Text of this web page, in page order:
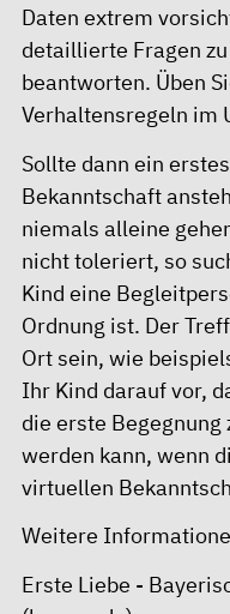
Daten extrem
detaillierte Fragen
beantworten. Üben
Verhaltensregeln im
Sollte dann ein
Bekanntschaft
niemals alleine
nicht toleriert, so
Kind eine
Ordnung ist. Der
Ort sein, wie
Ihr Kind darauf vor,
die erste Begegnung
werden kann, wenn
virtuellen
Weitere
Erste Liebe -